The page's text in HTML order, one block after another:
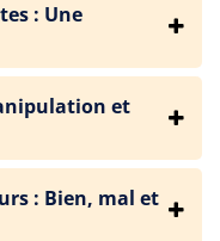
: Une
et
: Bien, mal et